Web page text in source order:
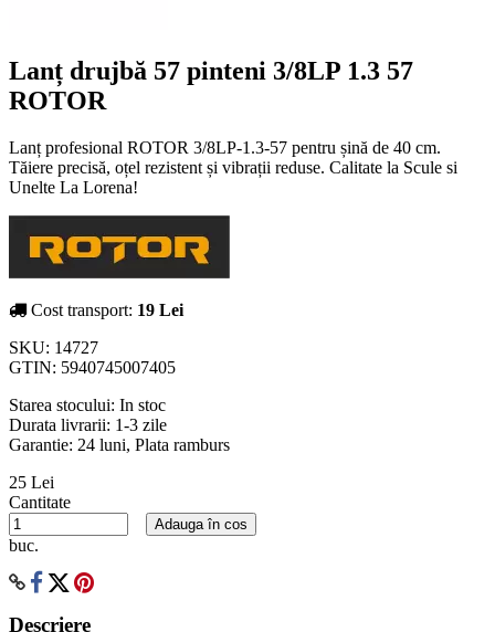
Lanț drujbă 57 pinteni 3/8LP 1.3 57
ROTOR
Lanț profesional ROTOR 3/8LP-1.3-57 pentru șină de 40 cm.
Tăiere precisă, oțel rezistent și vibrații reduse. Calitate la Scule si
Unelte La Lorena!
Cost transport: 19 Lei
SKU: 14727
GTIN: 5940745007405
Starea stocului: In stoc
Durata livrarii: 1-3 zile
Garantie: 24 luni, Plata ramburs
25 Lei
Cantitate
buc.
Adauga în cos
Descriere